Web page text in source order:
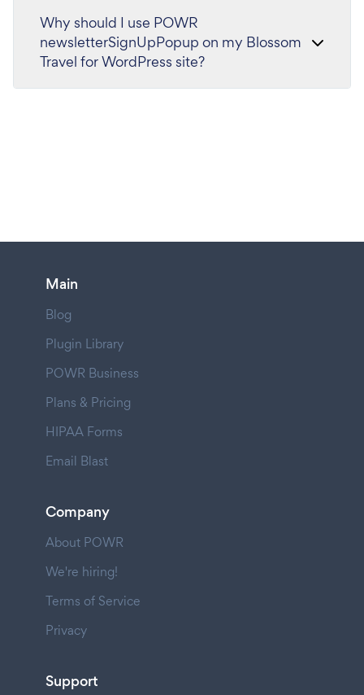
Why should I use POWR
newsletterSignUpPopup on my Blossom
Travel for WordPress site?
Main
Blog
Plugin Library
POWR Business
Plans & Pricing
HIPAA Forms
Email Blast
Company
About POWR
We're hiring!
Terms of Service
Privacy
Support